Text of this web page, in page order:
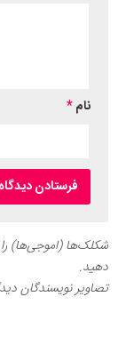
نام*
شکلک‌ها (اموجی‌ها) را
دهید.
تصاویر نویسندگان